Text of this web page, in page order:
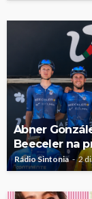
Abner
Beeceler na
Rádio Sintonia 2